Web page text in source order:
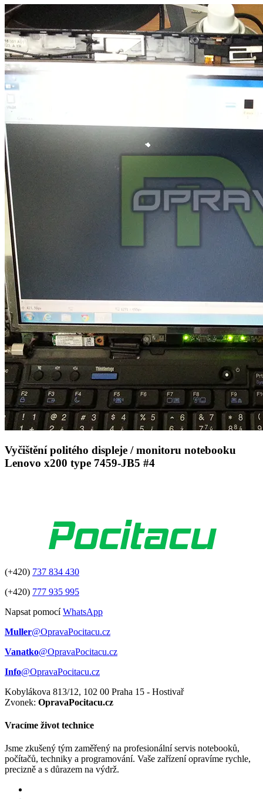
Vyčištění politého displeje / monitoru notebooku
Lenovo x200 type 7459-JB5 #4
(+420) 737 834 430
(+420) 777 935 995
Napsat pomocíWhatsApp
Muller@OpravaPocitacu.cz
Vanatko@OpravaPocitacu.cz
Info@OpravaPocitacu.cz
Kobylákova 813/12, 102 00 Praha 15 - Hostivař
Zvonek: OpravaPocitacu.cz
Vracíme život technice
Jsme zkušený tým zaměřený na profesionální servis notebooků,
počítačů, techniky a programování. Vaše zařízení opravíme rychle,
precizně a s důrazem na výdrž.